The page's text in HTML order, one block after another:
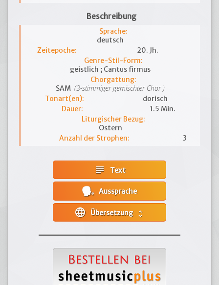
Beschreibung
Sprache:
deutsch
Zeitepoche:
20. Jh.
Genre-Stil-Form:
geistlich ; Cantus firmus
Chorgattung:
SAM (3-stimmiger gemischter Chor )
Tonart(en):
dorisch
Dauer:
1.5 Min.
Liturgischer Bezug:
Ostern
Anzahl der Strophen:
3
subject Text
Aussprache
language unfold_more